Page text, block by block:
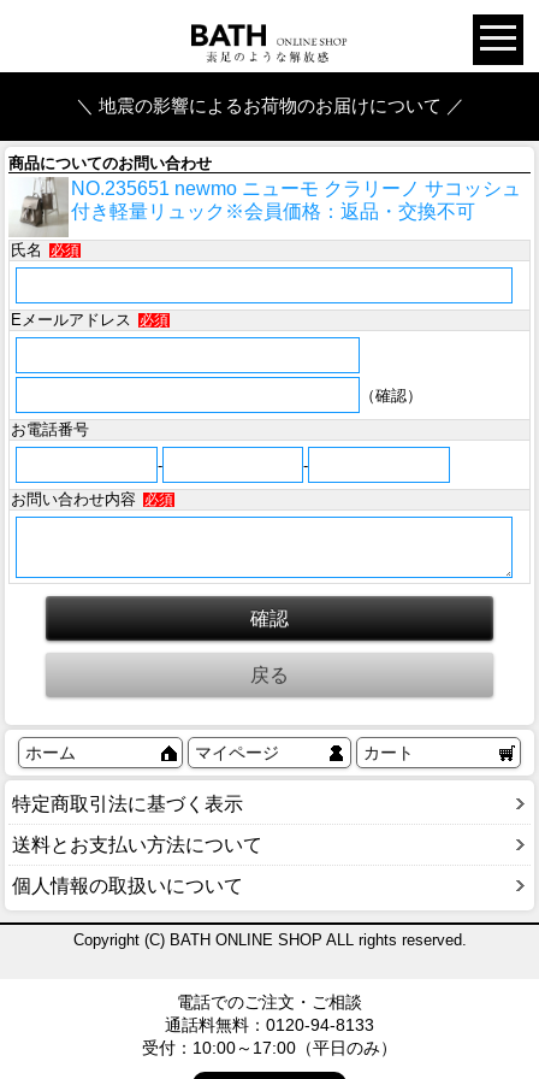
＼ 地震の影響によるお荷物のお届けについて ／
商品についてのお問い合わせ
NO.235651 newmo ニューモ クラリーノ サコッシュ
付き軽量リュック※会員価格：返品・交換不可
氏名 必須
Eメールアドレス 必須
（確認）
お電話番号
-
-
お問い合わせ内容
必須
ホーム マイページ カート
特定商取引法に基づく表示
送料とお支払い方法について
個人情報の取扱いについて
Copyright (C) BATH ONLINE SHOP ALL rights reserved.
電話でのご注文・ご相談
通話料無料：0120-94-8133
受付：10:00～17:00（平日のみ）